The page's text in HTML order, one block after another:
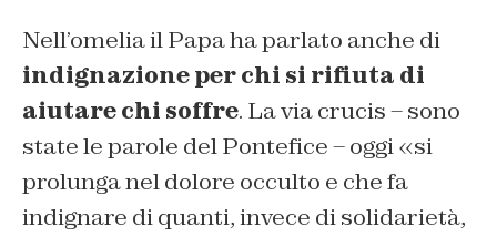
Nell’omelia il Papa ha parlato anche di
indignazione per chi si rifiuta di
aiutare chi soffre. La via crucis – sono
state le parole del Pontefice – oggi «si
prolunga nel dolore occulto e che fa
indignare di quanti, invece di solidarietà,